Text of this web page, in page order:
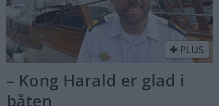
PLUS
– Kong Harald er glad i
båten